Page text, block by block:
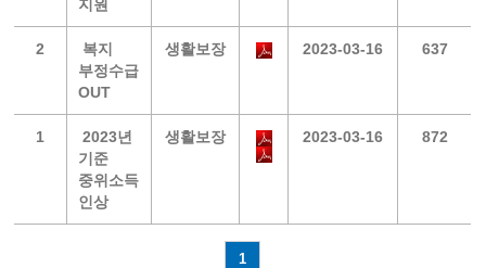
지원
2
복지
부정수급
OUT
생활보장 2023-03-16 637
1
2023년
기준
중위소득
인상
생활보장 2023-03-16 872
1